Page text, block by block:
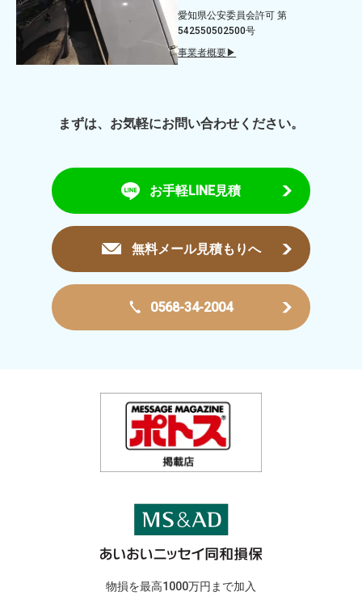
愛知県公安委員会許可 第
542550502500号
事業者概要▶
まずは、お気軽にお問い合わせください。
お手軽LINE見積
無料メール見積もりへ
0568-34-2004
物損を最高1000万円まで加入